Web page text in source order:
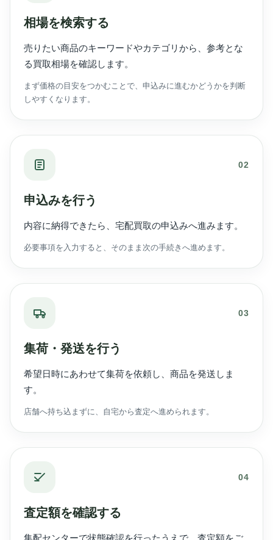
相場を検索する
売りたい商品のキーワードやカテゴリから、参考とな
る買取相場を確認します。
まず価格の目安をつかむことで、申込みに進むかどうかを判断
しやすくなります。
02
申込みを行う
内容に納得できたら、宅配買取の申込みへ進みます。
必要事項を入力すると、そのまま次の手続きへ進めます。
03
集荷・発送を行う
希望日時にあわせて集荷を依頼し、商品を発送しま
す。
店舗へ持ち込まずに、自宅から査定へ進められます。
04
査定額を確認する
集配センターで状態確認を行ったうえで、査定額をご